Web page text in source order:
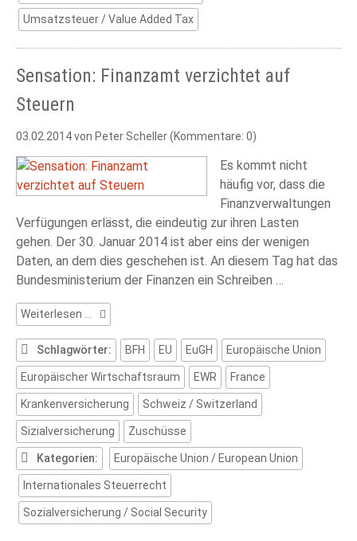
Umsatzsteuer / Value Added Tax
Sensation: Finanzamt verzichtet auf
Steuern
03.02.2014von Peter Scheller (Kommentare: 0)
Es kommt nicht
häufig vor, dass die
Finanzverwaltungen
Verfügungen erlässt, die eindeutig zur ihren Lasten
gehen. Der 30. Januar 2014 ist aber eins der wenigen
Daten, an dem dies geschehen ist. An diesem Tag hat das
Bundesministerium der Finanzen ein Schreiben …
Weiterlesen …
Sensation:
Finanzamt
verzichtet
auf
Steuern
Schlagwörter: BFH EU EuGH Europäische Union
Europäischer Wirtschaftsraum EWR France
Krankenversicherung Schweiz / Switzerland
Sizialversicherung Zuschüsse
Kategorien: Europäische Union / European Union
Internationales Steuerrecht
Sozialversicherung / Social Security